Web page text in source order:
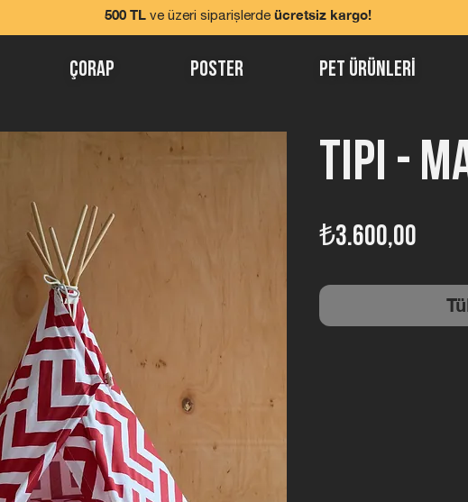
Çorap Poster Pet ürünlerİ
500 TL ve üzeri siparişlerde ücretsiz kargo!
Tipi -
₺3.600,00